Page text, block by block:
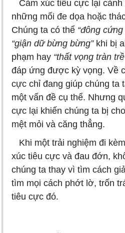
Cảm xúc tiêu cực lại cảnh
những mối đe dọa hoặc
Chúng ta có thể “đông
“giận dữ bừng bừng” khi bị
phạm hay “thất vọng tràn
đáp ứng được kỳ vọng. Về
cực chỉ đang giúp chúng ta
một vấn đề cụ thể. Nhưng
cực lại khiến chúng ta bị
mệt mỏi và căng thẳng.
Khi một trải nghiệm đi
xúc tiêu cực và đau đớn,
chúng ta thay vì tìm cách
tìm mọi cách phớt lờ, trốn
tiêu cực đó.